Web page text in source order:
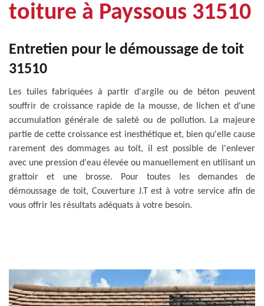
toiture à Payssous 31510
Entretien pour le démoussage de toit
31510
Les tuiles fabriquées à partir d'argile ou de béton peuvent
souffrir de croissance rapide de la mousse, de lichen et d'une
accumulation générale de saleté ou de pollution. La majeure
partie de cette croissance est inesthétique et, bien qu'elle cause
rarement des dommages au toit, il est possible de l'enlever
avec une pression d'eau élevée ou manuellement en utilisant un
grattoir et une brosse. Pour toutes les demandes de
démoussage de toit, Couverture J.T est à votre service afin de
vous offrir les résultats adéquats à votre besoin.